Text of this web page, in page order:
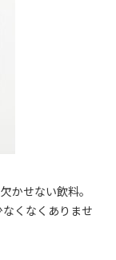
かせない飲料。
くなくありませ